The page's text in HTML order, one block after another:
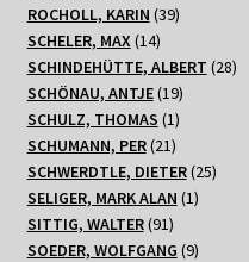
Produkt
ROCHOLL, KARIN 3939
SCHELER, MAX 1414
Produkte
SCHINDEHÜTTE, ALBERT 2828
SCHÖNAU, ANTJE 1919
Produkte
SCHULZ, THOMAS 11
Produkt
SCHUMANN, PER 2121
Produkte
SCHWERDTLE, DIETER 2525
SELIGER, MARK ALAN 11
SITTIG, WALTER 9191
Produkte
SOEDER, WOLFGANG 99